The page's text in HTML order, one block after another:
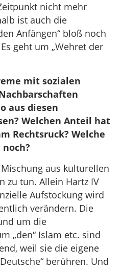
nicht mehr
ist auch die
Anfängen“ bloß noch
geht um „Wehret der
mit sozialen
aus diesen
Welchen Anteil hat
Rechtsruck? Welche
aus kulturellen
zu tun. Allein Hartz IV
Aufstockung wird
verändern. Die
um die
„den“ Islam etc. sind
weil sie die eigene
berühren. Und